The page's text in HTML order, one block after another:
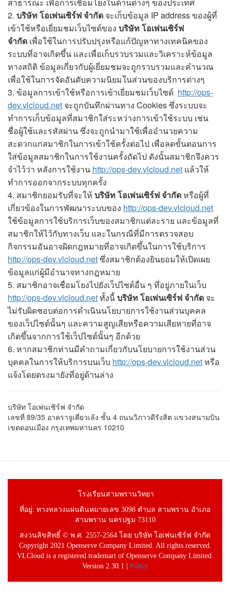
2. บริษัท โอเพ่นเซิร์ฟ จำกัด จะเก็บข้อมูล IP address ของผู้ที่
เข้าใช้หรือเยี่ยมชมเว็บไซด์ของ บริษัท โอเพ่นเซิร์ฟ
จำกัด เพื่อใช้ในการปรับปรุงหรือแก้ปัญหาทางเทคนิคของ
ระบบที่อาจเกิดขึ้น และเพื่อเก็บรวบรวมและวิเคราะห์ข้อมูล
ทางสถิติ ข้อมูลเกี่ยวกับผู้เยี่ยมชมจะถูกรวบรวมและคำนวณ
เพื่อใช้ในการจัดอันดับความนิยมในส่วนของบริการต่างๆ
3. ข้อมูลการเข้าใช้หรือการเข้าเยี่ยมชมเว็บไซด์ http://ops-
dev.vlcloud.net จะถูกบันทึกผ่านทาง Cookies ซึ่งระบบจะ
ทำการเก็บข้อมูลที่สมาชิกใส่ระหว่างการเข้าใช้ระบบ เช่น
ชื่อผู้ใช้และรหัสผ่าน ซึ่งจะถูกนำมาใช้เพื่ออำนวยความ
สะดวกแก่สมาชิกในการเข้าใช้ครั้งต่อไป เพื่อลดขั้นตอนการ
ใส่ข้อมูลสมาชิกในการใช้งานครั้งถัดไป ดังนั้นสมาชิกจึงควร
จำไว้ว่า หลังการใช้งาน http://ops-dev.vlcloud.net แล้วให้
ทำการออกจากระบบทุกครั้ง
4. สมาชิกยอมรับที่จะให้บริษัท โอเพ่นเซิร์ฟ จำกัดหรือผู้ที่
เกี่ยวข้องในการพัฒนาระบบของ http://ops-dev.vlcloud.net
ใช้ข้อมูลการใช้บริการเว็บของสมาชิกแต่ละราย และข้อมูลที่
สมาชิกให้ไว้กับทางเว็บ และในกรณีที่มีการตรวจสอบ
กิจกรรมอันอาจผิดกฎหมายที่อาจเกิดขึ้นในการใช้บริการ
http://ops-dev.vlcloud.netซึ่งสมาชิกต้องยินยอมให้เปิดเผย
ข้อมูลแก่ผู้มีอำนาจทางกฎหมาย
5. สมาชิกอาจเชื่อมโยงไปยังเว็ปไซต์อื่น ๆ ที่อยู่ภายในเว็บ
http://ops-dev.vlcloud.netทั้งนี้บริษัท โอเพ่นเซิร์ฟ จำกัด จะ
ไม่รับผิดชอบต่อการดำเนินนโยบายการใช้งานส่วนบุคคล
ของเว็ปไซต์นั้นๆ และความสูญเสียหรือความเสียหายที่อาจ
เกิดขึ้นจากการใช้เว็ปไซต์นั้นๆ อีกด้วย
6. หากสมาชิกท่านมีคำถามเกี่ยวกับนโยบายการใช้งานส่วน
บุคคลในการให้บริการบนเว็บ http://ops-dev.vlcloud.netหรือ
แจ้งโดยตรงมายังที่อยู่ด้านล่าง
บริษัท โอเพ่นเซิร์ฟ จำกัด
เลขที่ 89/35 อาคราจูเคี่ยวเล้ง ชั้น 4 ถนนวิภาวดีรังสิต แขวงสนามบิน
เขตดอนเมือง กรุงเทพมหานคร 10210
โรงเรียนสามพรานวิทยา
ที่อยู่: ทางหลวงแผ่นดินหมายเลข 3098 ตำบล สามพราน อำเภอ
สามพราน นครปฐม 73110
สงวนลิขสิทธิ์ © พ.ศ. 2557-2564 โดย บริษัท โอเพ่นเซิร์ฟ จำกัด
Copyright 2021 Openserve Company Limited. All rights reserved.
VLCloud is a registered trademart of Openserve Company Limited.
Version 2.30.1 | Policy